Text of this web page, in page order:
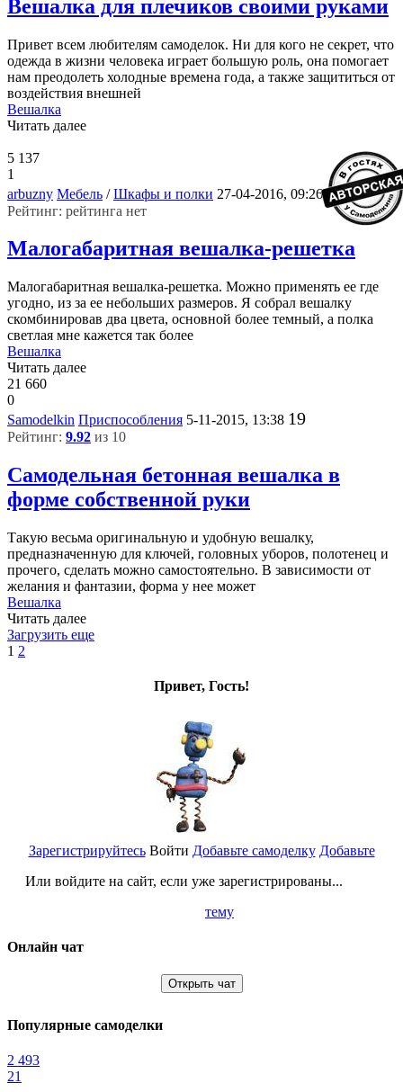
Вешалка для плечиков своими руками
Привет всем любителям самоделок. Ни для кого не секрет, что
одежда в жизни человека играет большую роль, она помогает
нам преодолеть холодные времена года, а также защититься от
воздействия внешней
Вешалка
Читать далее
5 137
1
arbuzny Мебель /Шкафы и полки 27-04-2016, 09:26 3
Рейтинг: рейтинга нет
Малогабаритная вешалка-решетка
Малогабаритная вешалка-решетка. Можно применять ее где
угодно, из за ее небольших размеров. Я собрал вешалку
скомбинировав два цвета, основной более темный, а полка
светлая мне кажется так более
Вешалка
Читать далее
21 660
0
Samodelkin Приспособления 5-11-2015, 13:38 19
Рейтинг: 9.92 из 10
Самодельная бетонная вешалка в
форме собственной руки
Такую весьма оригинальную и удобную вешалку,
предназначенную для ключей, головных уборов, полотенец и
прочего, сделать можно самостоятельно. В зависимости от
желания и фантазии, форма у нее может
Вешалка
Читать далее
Загрузить еще
1 2
Привет, Гость!
Зарегистрируйтесь
Или войдите на сайт, если уже зарегистрированы...
Войти Добавьте самоделку Добавьте
тему
Онлайн чат
Открыть чат
Популярные самоделки
2 493
21